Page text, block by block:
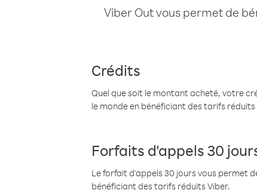
Viber Out vous permet de
Crédits
Quel que soit le montant acheté, votre
le monde en bénéficiant des tarifs réduits
Forfaits d'appels 30
Le forfait d'appels 30 jours vous permet
bénéficiant des tarifs réduits Viber.